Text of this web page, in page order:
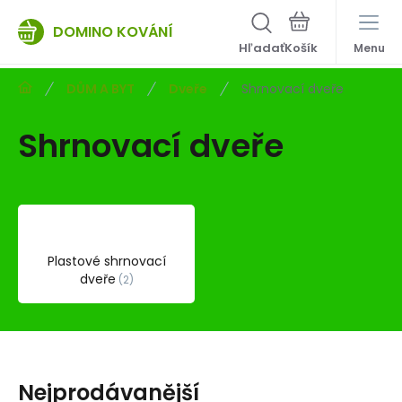
DOMINO KOVÁNÍ
Hľadať Menu
DŮM A BYT Dveře Shrnovací dveře
Shrnovací dveře
Plastové shrnovací
dveře 2
Nejprodávanější